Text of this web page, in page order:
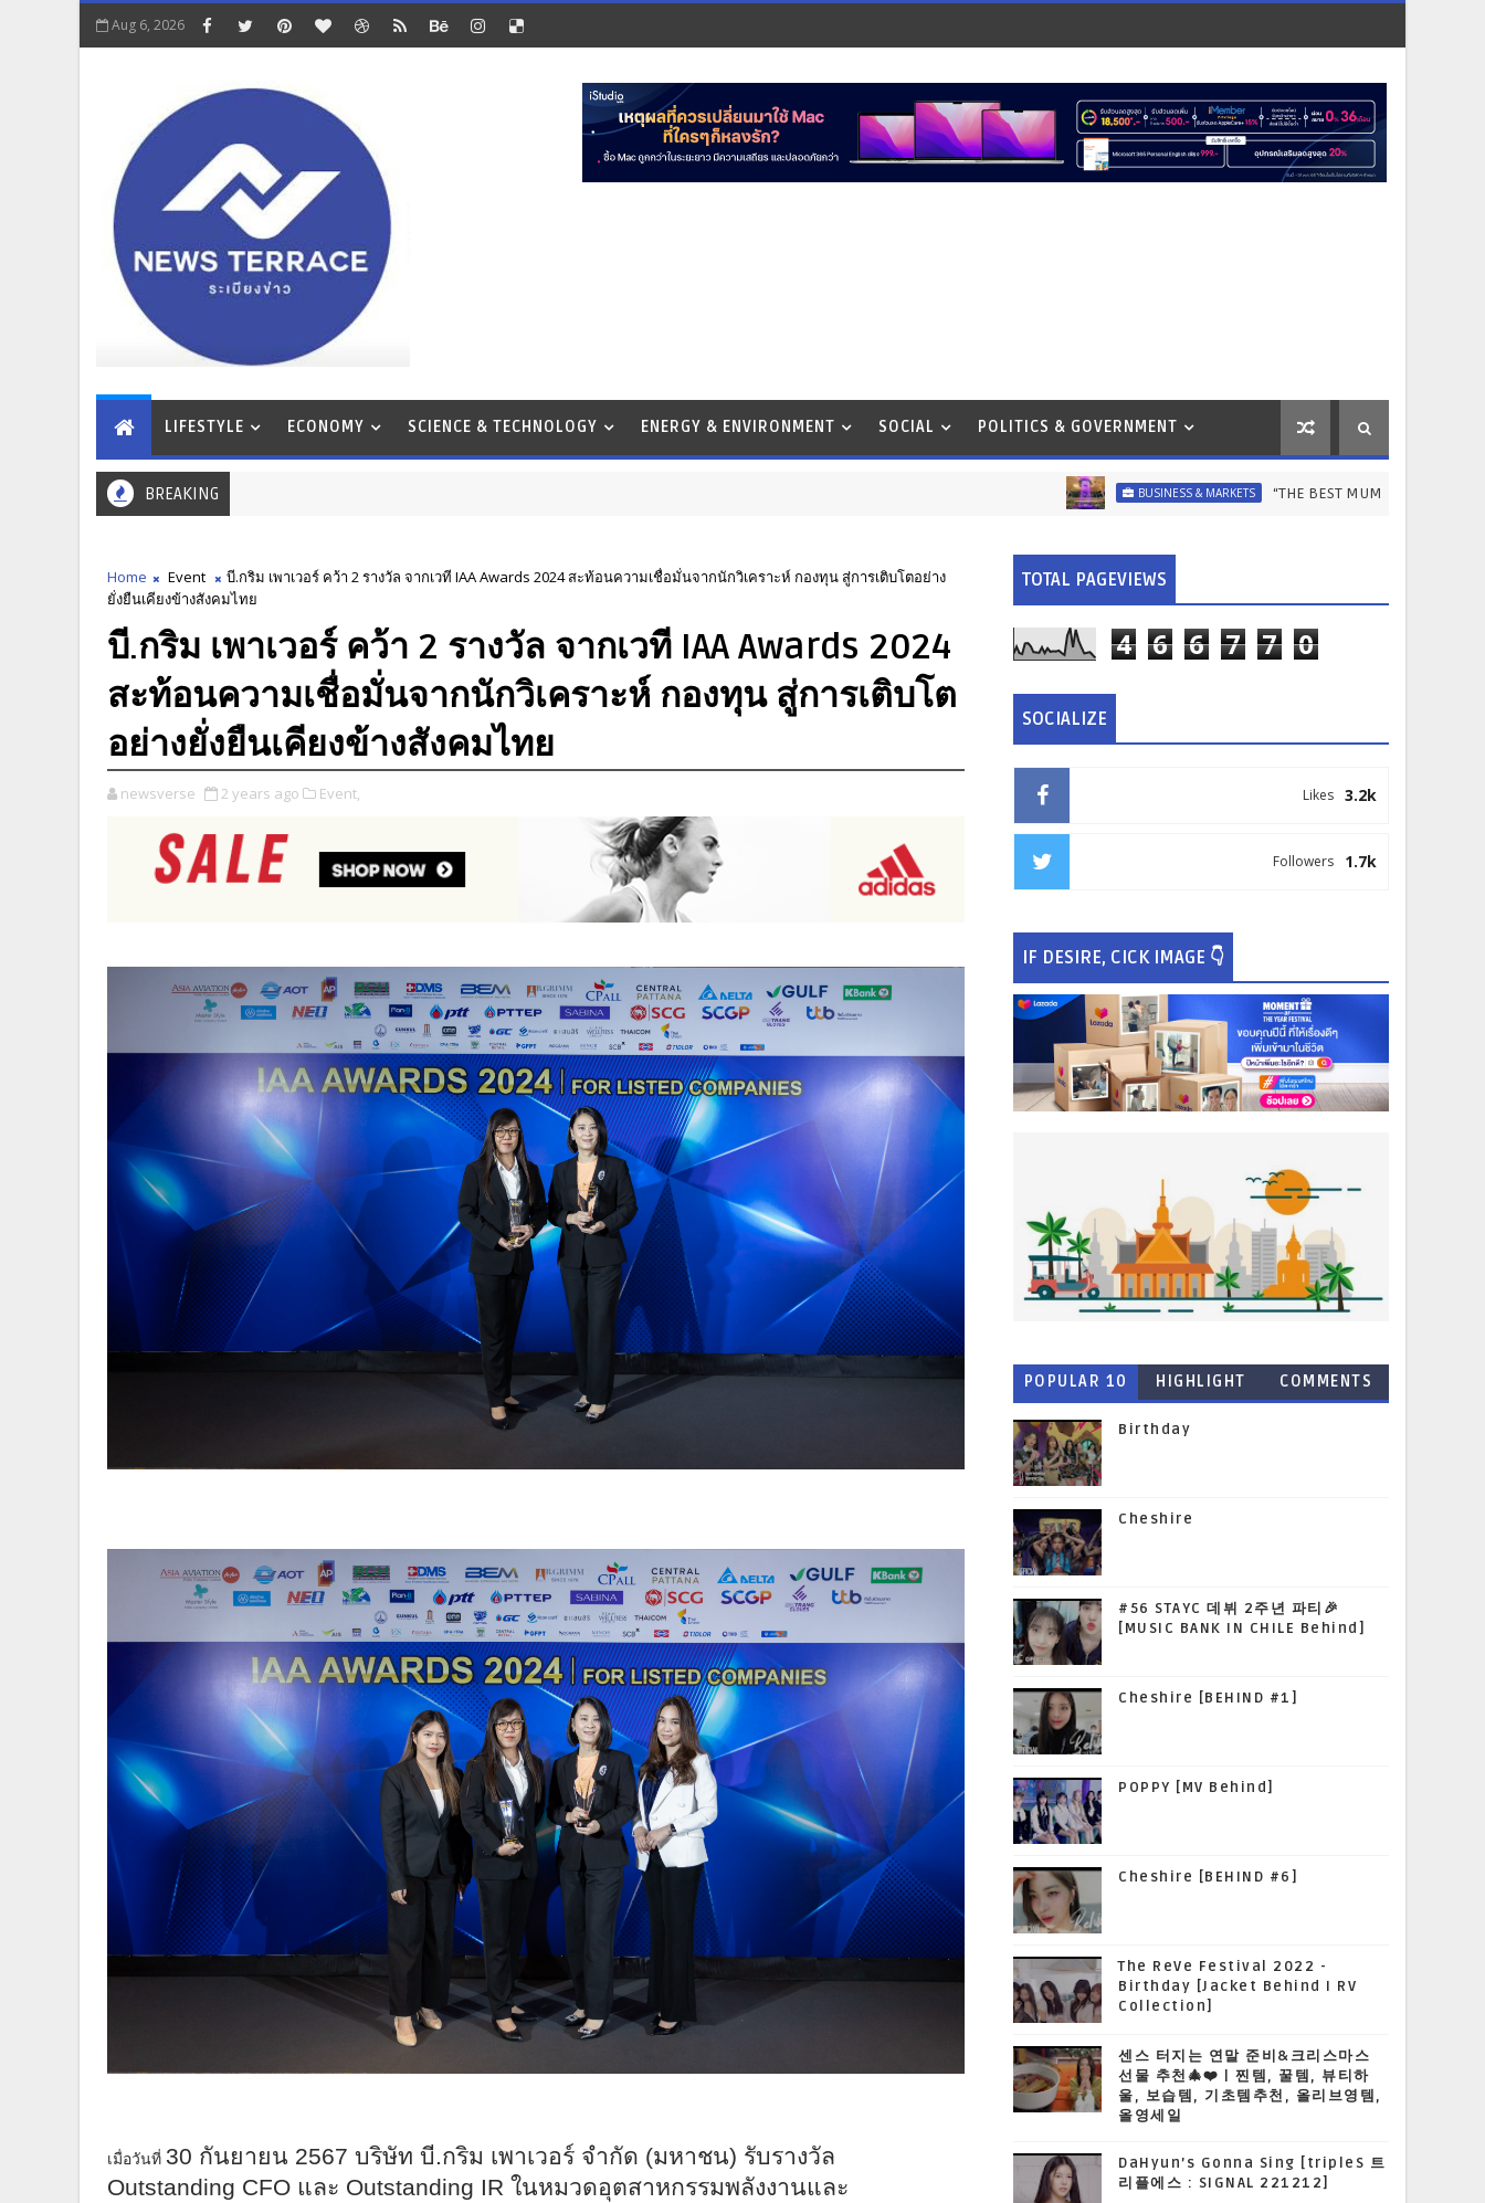
Aug 6, 2026
LIFESTYLE ECONOMY SCIENCE & TECHNOLOGY ENERGY & ENVIRONMENT SOCIAL POLITICS & GOVERNMENT
BREAKING BUSINESS & MARKETS “THE BEST MUM DESERVES THE BEST”
Home Event
บี.กริม เพาเวอร์ คว้า 2 รางวัล จากเวที IAA Awards 2024 สะท้อนความเชื่อมั่นจากนักวิเคราะห์ กองทุน สู่การเติบโตอย่าง
ยั่งยืนเคียงข้างสังคมไทย
บี.กริม เพาเวอร์ คว้า 2 รางวัล จากเวที IAA Awards 2024
สะท้อนความเชื่อมั่นจากนักวิเคราะห์ กองทุน สู่การเติบโต
อย่างยั่งยืนเคียงข้างสังคมไทย
newsverse 2 years ago Event,
เมื่อวันที่ 30 กันยายน 2567 บริษัท บี.กริม เพาเวอร์ จำกัด (มหาชน) รับรางวัล
Outstanding CFO และ Outstanding IR ในหมวดอุตสาหกรรมพลังงานและ
TOTAL PAGEVIEWS
4 6 6 7 7 0
SOCIALIZE
3.2k
Likes
1.7k
Followers
IF DESIRE, CICK IMAGE 👇
POPULAR 10
HIGHLIGHT
COMMENTS
Birthday
Cheshire
#56 STAYC 데뷔 2주년 파티🎉
[MUSIC BANK IN CHILE Behind]
Cheshire [BEHIND #1]
POPPY [MV Behind]
Cheshire [BEHIND #6]
The ReVe Festival 2022 -
Birthday [Jacket Behind I RV
Collection]
센스 터지는 연말 준비&크리스마스
선물 추천🎄❤️ | 찐템, 꿀템, 뷰티하
울, 보습템, 기초템추천, 올리브영템,
올영세일
DaHyun’s Gonna Sing [tripleS 트
리플에스 : SIGNAL 221212]